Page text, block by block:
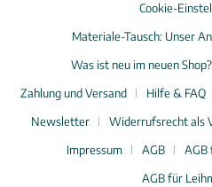
Cookie-
Materiale-Tausch: Unser
Was ist neu im neuen Shop?
Zahlung und Versand
Hilfe & FAQ
Newsletter
Widerrufsrecht als
Impressum
AGB
AGB
AGB für